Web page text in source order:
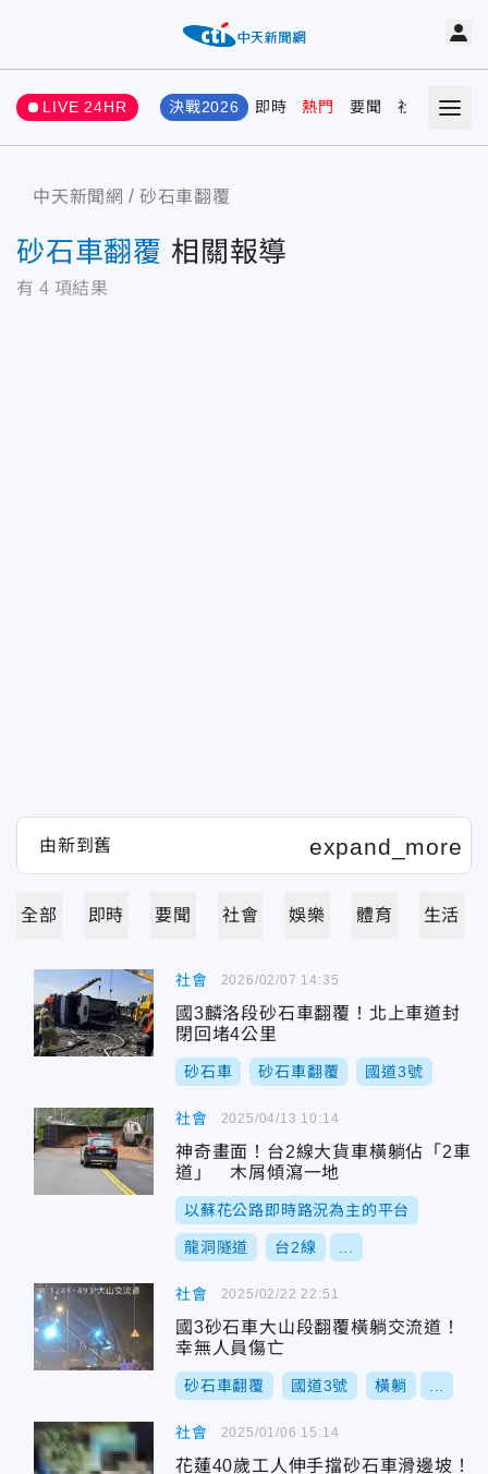
LIVE 24HR 決戰2026 即時 熱門 要聞 社會 娛樂
中天新聞網 砂石車翻覆
砂石車翻覆 相關報導
有 4 項結果
全部 即時 要聞 社會 娛樂 體育 生活
社會
國3麟洛段砂石車翻覆！北上車道封
閉回堵4公里
砂石車 砂石車翻覆 國道3號
2026/02/07 14:35
社會
神奇畫面！台2線大貨車橫躺佔「2車
道」 木屑傾瀉一地
以蘇花公路即時路況為主的平台
龍洞隧道 台2線
2025/04/13 10:14
社會
國3砂石車大山段翻覆橫躺交流道！
幸無人員傷亡
砂石車翻覆 國道3號 橫躺
2025/02/22 22:51
社會
花蓮40歲工人伸手擋砂石車滑邊坡！
2025/01/06 15:14